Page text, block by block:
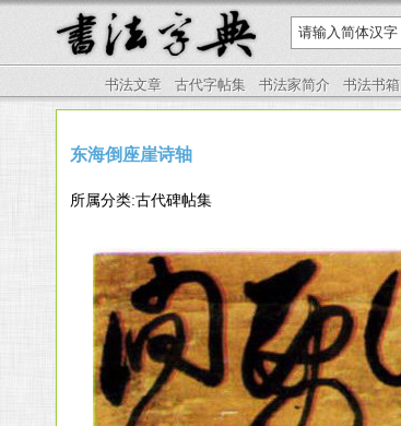
书法文章 古代字帖集 书法家简介 书法书箱
东海倒座崖诗轴
所属分类:古代碑帖集